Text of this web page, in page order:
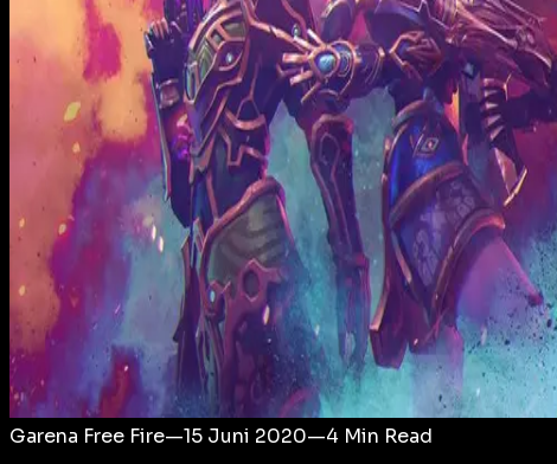
Login
Garena Free Fire—15 Juni 2020—4 Min Read